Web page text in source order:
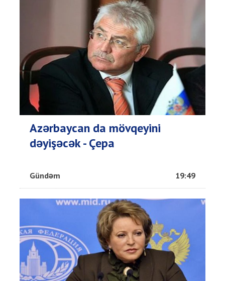
Azərbaycan da mövqeyini
dəyişəcək - Çepa
Gündəm 19:49